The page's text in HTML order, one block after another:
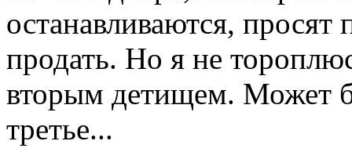
останавливаются, просят
продать. Но я не
вторым детищем. Может
третье...